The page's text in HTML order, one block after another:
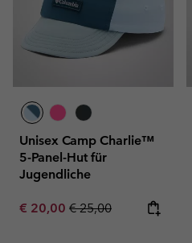
Unisex Camp Charlie™
5-Panel-Hut für
Jugendliche
Sale price:
€ 20,00 Regular price:
€ 25,00